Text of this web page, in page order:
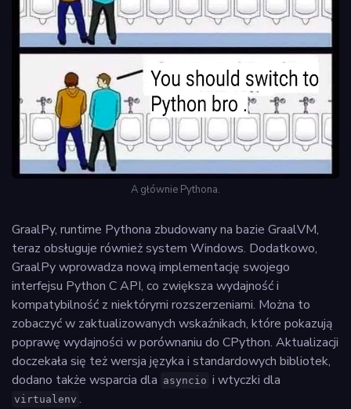
A głównie Pythona.
GraalPy, runtime Pythona zbudowany na bazie GraalVM,
teraz obsługuje również system Windows. Dodatkowo,
GraalPy wprowadza nową implementację swojego
interfejsu Python C API, co zwiększa wydajność i
kompatybilność z niektórymi rozszerzeniami. Można to
zobaczyć w zaktualizowanych wskaźnikach, które pokazują
poprawę wydajności w porównaniu do CPython. Aktualizacji
doczekała się też wersja języka i standardowych bibliotek,
dodano także wsparcia dla asyncio i wtyczki dla
virtualenv .